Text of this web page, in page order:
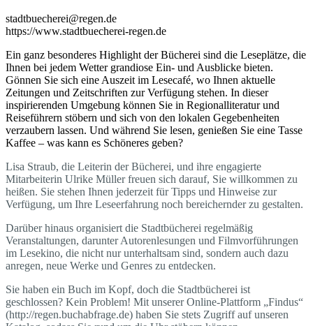
stadtbuecherei@regen.de
https://www.stadtbuecherei-regen.de
Ein ganz besonderes Highlight der Bücherei sind die Leseplätze, die
Ihnen bei jedem Wetter grandiose Ein- und Ausblicke bieten.
Gönnen Sie sich eine Auszeit im Lesecafé, wo Ihnen aktuelle
Zeitungen und Zeitschriften zur Verfügung stehen. In dieser
inspirierenden Umgebung können Sie in Regionalliteratur und
Reiseführern stöbern und sich von den lokalen Gegebenheiten
verzaubern lassen. Und während Sie lesen, genießen Sie eine Tasse
Kaffee – was kann es Schöneres geben?
Lisa Straub, die Leiterin der Bücherei, und ihre engagierte
Mitarbeiterin Ulrike Müller freuen sich darauf, Sie willkommen zu
heißen. Sie stehen Ihnen jederzeit für Tipps und Hinweise zur
Verfügung, um Ihre Leseerfahrung noch bereichernder zu gestalten.
Darüber hinaus organisiert die Stadtbücherei regelmäßig
Veranstaltungen, darunter Autorenlesungen und Filmvorführungen
im Lesekino, die nicht nur unterhaltsam sind, sondern auch dazu
anregen, neue Werke und Genres zu entdecken.
Sie haben ein Buch im Kopf, doch die Stadtbücherei ist
geschlossen? Kein Problem! Mit unserer Online-Plattform „Findus“
(http://regen.buchabfrage.de) haben Sie stets Zugriff auf unseren